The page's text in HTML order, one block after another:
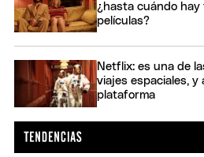
¿hasta cuándo hay
películas?
Netflix: es una de
viajes espaciales, y
plataforma